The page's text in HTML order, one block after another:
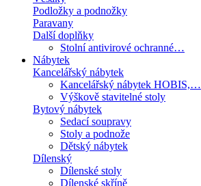
Podložky a podnožky
Paravany
Další doplňky
Stolní antivirové ochranné…
Nábytek
Kancelářský nábytek
Kancelářský nábytek HOBIS,…
Výškově stavitelné stoly
Bytový nábytek
Sedací soupravy
Stoly a podnože
Dětský nábytek
Dílenský
Dílenské stoly
Dílenské skříně